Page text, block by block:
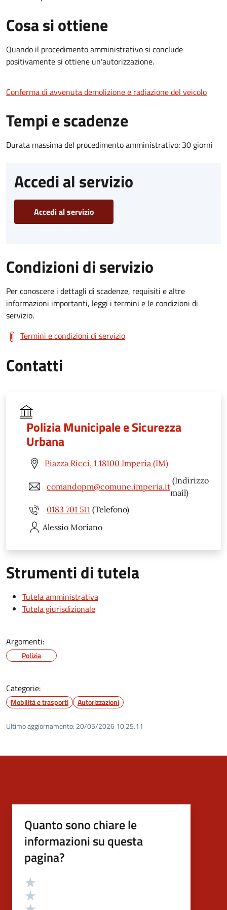
Cosa si ottiene
Quando il procedimento amministrativo si conclude
positivamente si ottiene un'autorizzazione.
Conferma di avvenuta demolizione e radiazione del veicolo
Tempi e scadenze
Durata massima del procedimento amministrativo: 30 giorni
Accedi al servizio
Accedi al servizio
Condizioni di servizio
Per conoscere i dettagli di scadenze, requisiti e altre
informazioni importanti, leggi i termini e le condizioni di
servizio.
Termini e condizioni di servizio
Contatti
Polizia Municipale e Sicurezza
Urbana
Piazza Ricci, 1 18100 Imperia (IM)
comandopm@comune.imperia.it
(Indirizzo
mail)
0183 701 511 (Telefono)
Alessio Moriano
Strumenti di tutela
Tutela amministrativa
Tutela giurisdizionale
Argomenti:
Polizia
Categorie:
Mobilità e trasporti Autorizzazioni
Ultimo aggiornamento: 20/05/2026 10:25.11
Quanto sono chiare le
informazioni su questa
pagina?
Valutazione